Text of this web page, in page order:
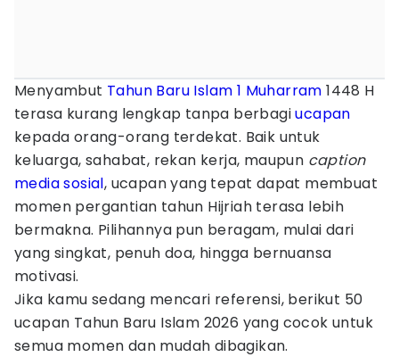
Menyambut Tahun Baru Islam 1 Muharram 1448 H
terasa kurang lengkap tanpa berbagiucapan
kepada orang-orang terdekat. Baik untuk
keluarga, sahabat, rekan kerja, maupun caption
media sosial, ucapan yang tepat dapat membuat
momen pergantian tahun Hijriah terasa lebih
bermakna. Pilihannya pun beragam, mulai dari
yang singkat, penuh doa, hingga bernuansa
motivasi.
Jika kamu sedang mencari referensi, berikut 50
ucapan Tahun Baru Islam 2026 yang cocok untuk
semua momen dan mudah dibagikan.